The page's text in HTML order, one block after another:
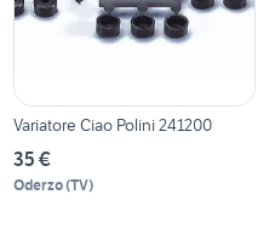
Variatore Ciao Polini 241200
35 €
Oderzo(TV)